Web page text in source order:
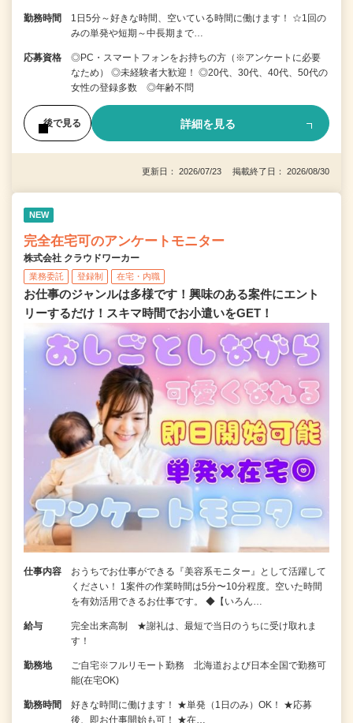
勤務時間
1日5分～好きな時間、空いている時間に働けます！ ☆1回の
みの単発や短期～中長期まで…
応募資格
◎PC・スマートフォンをお持ちの方（※アンケートに必要
なため） ◎未経験者大歓迎！ ◎20代、30代、40代、50代の
女性の登録多数 ◎年齢不問
後で見る 詳細を見る
更新日： 2026/07/23 掲載終了日： 2026/08/30
NEW
完全在宅可のアンケートモニター
株式会社 クラウドワーカー
業務委託 登録制 在宅・内職
お仕事のジャンルは多様です！興味のある案件にエント
リーするだけ！スキマ時間でお小遣いをGET！
仕事内容
おうちでお仕事ができる『美容系モニター』として活躍して
ください！ 1案件の作業時間は5分〜10分程度。空いた時間
を有効活用できるお仕事です。 ◆【いろん…
給与
完全出来高制 ★謝礼は、最短で当日のうちに受け取れま
す！
勤務地
ご自宅※フルリモート勤務 北海道および日本全国で勤務可
能(在宅OK)
勤務時間
好きな時間に働けます！ ★単発（1日のみ）OK！ ★応募
後、即お仕事開始も可！ ★在…